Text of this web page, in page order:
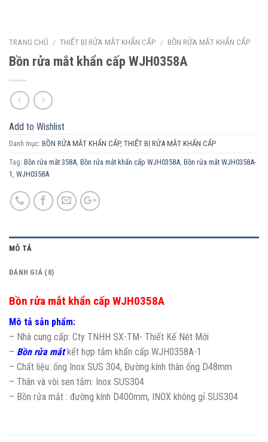
TRANG CHỦ / THIẾT BỊ RỬA MẮT KHẨN CẤP / BỒN RỬA MẮT KHẨN CẤP
Bồn rửa mắt khẩn cấp WJH0358A
Add to Wishlist
Danh mục: BỒN RỬA MẮT KHẨN CẤP, THIẾT BỊ RỬA MẮT KHẨN CẤP
Tag: Bồn rửa mắt 358A, Bồn rửa mắt khẩn cấp WJH0358A, Bồn rửa mắt WJH0358A-
1 , WJH0358A
MÔ TẢ
ĐÁNH GIÁ (0)
Bồn rửa mắt khẩn cấp WJH0358A
Mô tả sản phẩm:
– Nhà cung cấp: Cty TNHH SX-TM- Thiết Kế Nét Mới
– Bồn rửa mắtkết hợp tắm khẩn cấp WJH0358A-1
– Chất liệu: ống Inox SUS 304, Đường kính thân ống D48mm
– Thân và vòi sen tắm: Inox SUS304
– Bồn rửa mắt : đường kính D400mm, INOX không gỉ SUS304